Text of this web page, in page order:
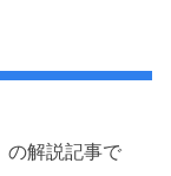
の解説記事で